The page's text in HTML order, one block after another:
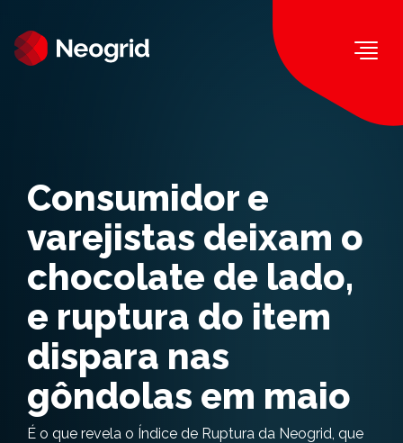
Consumidor e
varejistas deixam o
chocolate de lado,
e ruptura do item
dispara nas
gôndolas em maio
É o que revela o Índice de Ruptura da Neogrid, que